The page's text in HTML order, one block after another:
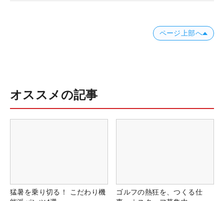
ページ上部へ
オススメの記事
猛暑を乗り切る！ こだわり機
ゴルフの熱狂を、つくる仕